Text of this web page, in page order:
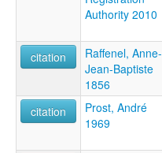
Authority 2010
citation
Raffenel, Anne-
Jean-Baptiste
1856
citation
Prost, André
1969